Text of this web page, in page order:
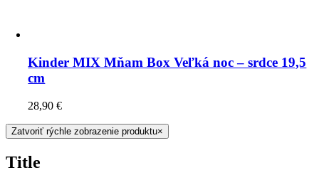
Kinder MIX Mňam Box Veľká noc – srdce 19,5
cm
28,90€
Zatvoriť rýchle zobrazenie produktu×
Title